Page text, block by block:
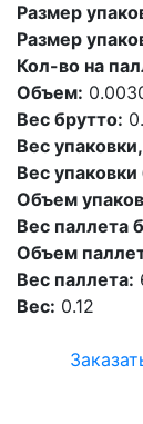
Размер
Размер
Кол-во на
Объем:
Вес брутто:
Вес упаковки,
Вес упаковки
Объем
Вес паллета
Объем
Вес паллета:
Вес: 0.12